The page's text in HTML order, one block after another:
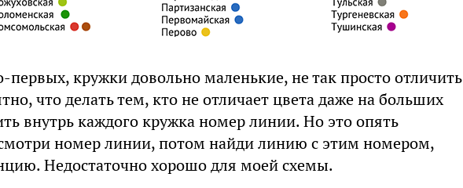
кружки довольно маленькие, не так просто отличить
что делать тем, кто не отличает цвета даже на больших
внутрь каждого кружка номер линии. Но это опять
номер линии, потом найди линию с этим номером,
Недостаточно хорошо для моей схемы.